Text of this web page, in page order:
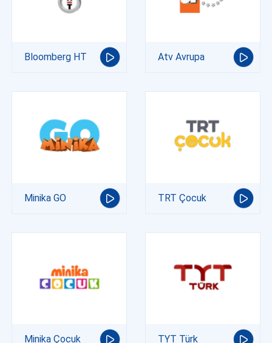
Bloomberg HT Atv Avrupa
Minika GO TRT Çocuk
Minika Çocuk TYT Türk